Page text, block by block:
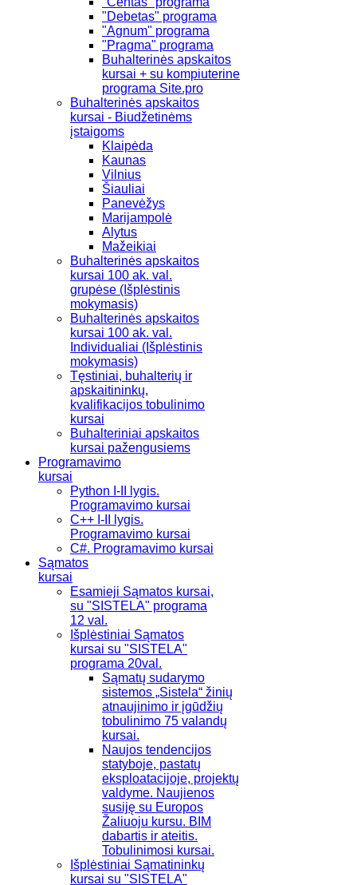
"Debetas" programa
"Agnum" programa
"Pragma" programa
Buhalterinės apskaitos
kursai + su kompiuterine
programa Site.pro
Buhalterinės apskaitos
kursai - Biudžetinėms
įstaigoms
Klaipėda
Kaunas
Vilnius
Šiauliai
Panevėžys
Marijampolė
Alytus
Mažeikiai
Buhalterinės apskaitos
kursai 100 ak. val.
grupėse (Išplėstinis
mokymasis)
Buhalterinės apskaitos
kursai 100 ak. val.
Individualiai (Išplėstinis
mokymasis)
Tęstiniai, buhalterių ir
apskaitininkų,
kvalifikacijos tobulinimo
kursai
Buhalteriniai apskaitos
kursai pažengusiems
Programavimo
kursai
Python I-II lygis.
Programavimo kursai
C++ I-II lygis.
Programavimo kursai
C#. Programavimo kursai
Sąmatos
kursai
Esamieji Sąmatos kursai,
su "SISTELA" programa
12 val.
Išplėstiniai Sąmatos
kursai su "SISTELA"
programa 20val.
Sąmatų sudarymo
sistemos „Sistela“ žinių
atnaujinimo ir įgūdžių
tobulinimo 75 valandų
kursai.
Naujos tendencijos
statyboje, pastatų
eksploatacijoje, projektų
valdyme. Naujienos
susiję su Europos
Žaliuoju kursu. BIM
dabartis ir ateitis.
Tobulinimosi kursai.
Išplėstiniai Sąmatininkų
kursai su "SISTELA"